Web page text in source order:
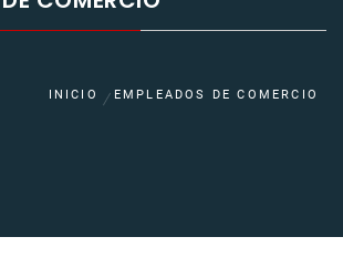
INICIO EMPLEADOS DE COMERCIO